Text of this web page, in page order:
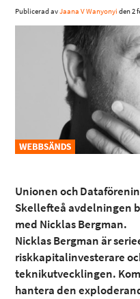
Publicerad avJaana V Wanyonyi den2
Unionen och
Skellefteå avdelningen
med Nicklas Bergman.
Nicklas Bergman är
riskkapitalinvesterare
teknikutvecklingen.
hantera den